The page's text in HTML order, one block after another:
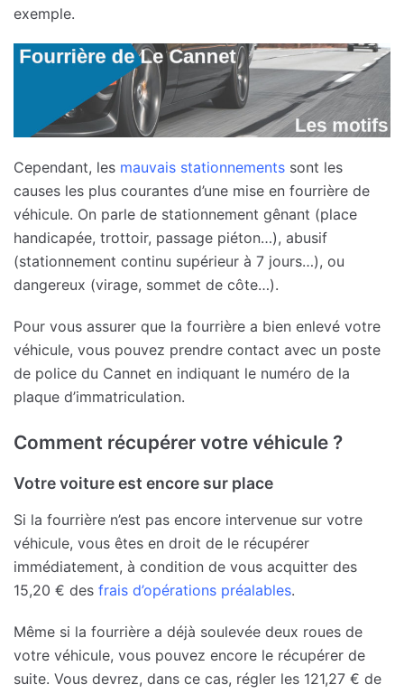
exemple.
Cependant, les mauvais stationnements sont les
causes les plus courantes d’une mise en fourrière de
véhicule. On parle de stationnement gênant (place
handicapée, trottoir, passage piéton…), abusif
(stationnement continu supérieur à 7 jours…), ou
dangereux (virage, sommet de côte…).
Pour vous assurer que la fourrière a bien enlevé votre
véhicule, vous pouvez prendre contact avec un poste
de police du Cannet en indiquant le numéro de la
plaque d’immatriculation.
Comment récupérer votre véhicule ?
Votre voiture est encore sur place
Si la fourrière n’est pas encore intervenue sur votre
véhicule, vous êtes en droit de le récupérer
immédiatement, à condition de vous acquitter des
15,20 € des frais d’opérations préalables.
Même si la fourrière a déjà soulevée deux roues de
votre véhicule, vous pouvez encore le récupérer de
suite. Vous devrez, dans ce cas, régler les 121,27 € de